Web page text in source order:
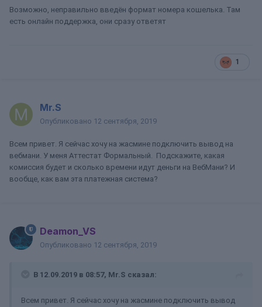
Возможно, неправильно введён формат номера кошелька. Там
есть онлайн поддержка, они сразу ответят
1
Mr.S
Опубликовано 12 сентября, 2019
Всем привет. Я сейчас хочу на жасмине подключить вывод на
вебмани. У меня Аттестат Формальный. Подскажите, какая
комиссия будет и сколько времени идут деньги на ВебМани? И
вообще, как вам эта платежная система?
Deamon_VS
Опубликовано 12 сентября, 2019
В 12.09.2019 в 08:57, Mr.S сказал:
Всем привет. Я сейчас хочу на жасмине подключить вывод